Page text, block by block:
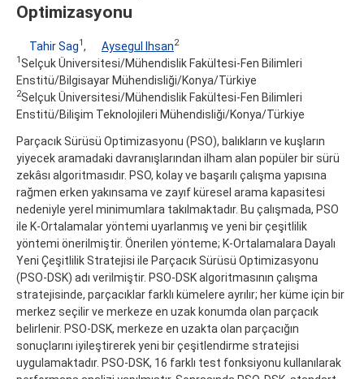
Optimizasyonu
Tahir Sag1 , Aysegul Ihsan2
1 Selçuk Üniversitesi/Mühendislik Fakültesi-Fen Bilimleri
Enstitü/Bilgisayar Mühendisliği/Konya/Türkiye
2Selçuk Üniversitesi/Mühendislik Fakültesi-Fen Bilimleri
Enstitü/Bilişim Teknolojileri Mühendisliği/Konya/Türkiye
Parçacık Sürüsü Optimizasyonu (PSO), balıkların ve kuşların
yiyecek aramadaki davranışlarından ilham alan popüler bir sürü
zekâsı algoritmasıdır. PSO, kolay ve başarılı çalışma yapısına
rağmen erken yakınsama ve zayıf küresel arama kapasitesi
nedeniyle yerel minimumlara takılmaktadır. Bu çalışmada, PSO
ile K-Ortalamalar yöntemi uyarlanmış ve yeni bir çeşitlilik
yöntemi önerilmiştir. Önerilen yönteme; K-Ortalamalara Dayalı
Yeni Çeşitlilik Stratejisi ile Parçacık Sürüsü Optimizasyonu
(PSO-DSK) adı verilmiştir. PSO-DSK algoritmasının çalışma
stratejisinde, parçacıklar farklı kümelere ayrılır; her küme için bir
merkez seçilir ve merkeze en uzak konumda olan parçacık
belirlenir. PSO-DSK, merkeze en uzakta olan parçacığın
sonuçlarını iyileştirerek yeni bir çeşitlendirme stratejisi
uygulamaktadır. PSO-DSK, 16 farklı test fonksiyonu kullanılarak